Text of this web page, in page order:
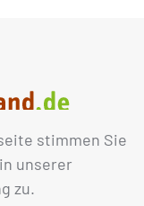
stimmen Sie
unserer
zu.
IMPRESSUM DATENSCHUTZ